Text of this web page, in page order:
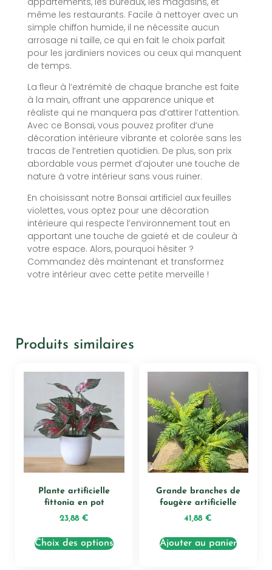
même les restaurants. Facile à nettoyer avec un
simple chiffon humide, il ne nécessite aucun
arrosage ni taille, ce qui en fait le choix parfait
pour les jardiniers novices ou ceux qui manquent
de temps.
La fleur à l’extrémité de chaque branche est faite
à la main, offrant une apparence unique et
réaliste qui ne manquera pas d’attirer l’attention.
Avec ce Bonsaï, vous pouvez profiter d’une
décoration intérieure vibrante et colorée sans les
tracas de l’entretien quotidien. De plus, son prix
abordable vous permet d’ajouter une touche de
nature à votre intérieur sans vous ruiner.
En choisissant notre Bonsaï artificiel aux feuilles
violettes, vous optez pour une décoration
intérieure qui respecte l’environnement tout en
apportant une touche de gaieté et de couleur à
votre espace. Alors, pourquoi hésiter ?
Commandez dès maintenant et transformez
votre intérieur avec cette petite merveille !
Produits similaires
Plante artificielle
fittonia en pot
23,88 €
Choix des options
Grande branches de
fougère artificielle
41,88 €
Ajouter au panier